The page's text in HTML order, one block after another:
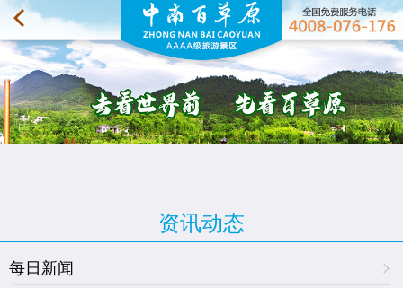
资讯动态
每日新闻